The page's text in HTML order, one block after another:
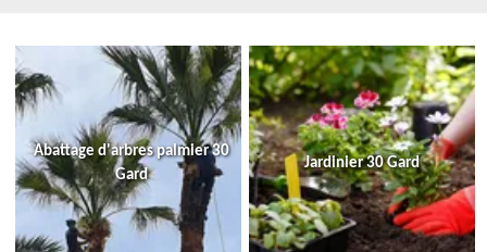
Abattage d'arbres palmier 30
Gard
Jardinier 30 Gard